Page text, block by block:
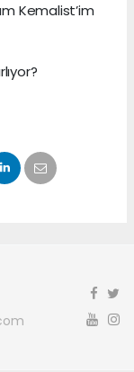
Kemalist’im